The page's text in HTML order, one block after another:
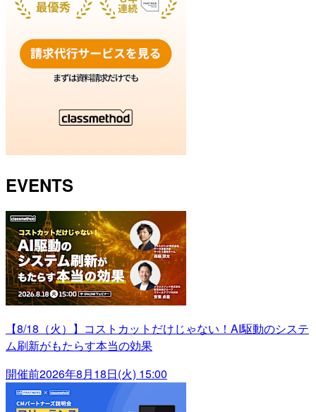
EVENTS
【8/18（火）】コストカットだけじゃない！AI駆動のシステ
ム刷新がもたらす本当の効果
開催前2026年8月18日(火) 15:00